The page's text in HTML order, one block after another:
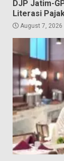
DJP Jatim-
Literasi
August 7, 2026